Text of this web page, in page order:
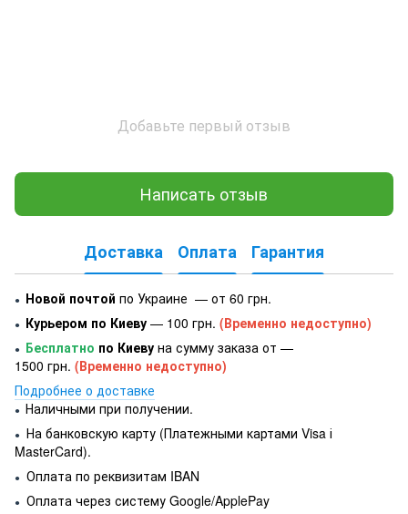
Добавьте первый отзыв
Написать отзыв
Доставка Оплата Гарантия
● Новой почтой по Украине — от 60 грн.
● Курьером по Киеву — 100 грн. (Временно недоступно)
● Бесплатно по Киеву на сумму заказа от —
1500 грн. (Временно недоступно)
Подробнее о доставке
● Наличными при получении.
● На банковскую карту (Платежными картами Visa і
MasterCard).
● Оплата по реквизитам IBAN
● Оплата через систему Google/ApplePay